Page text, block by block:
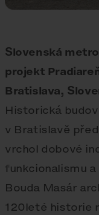
Slovenská
projekt
Bratislava,
Historická
v Bratislavě
vrchol dobové
funkcionalismu
Bouda Masár
120leté historie